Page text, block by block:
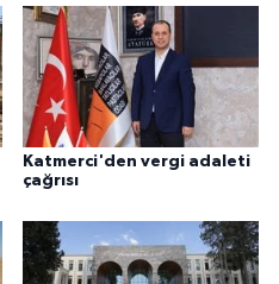
Katmerci'den vergi adaleti
çağrısı